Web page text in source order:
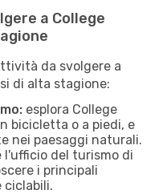
a College
da svolgere a
di alta stagione:
esplora College
bicicletta o a piedi, e
nei paesaggi naturali.
l'ufficio del turismo di
i principali
ciclabili.